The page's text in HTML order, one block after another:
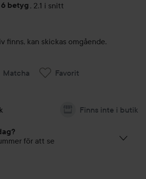
6 betyg , 2.1 i snitt
finns, kan skickas omgående.
Matcha Favorit
Finns inte i butik
för att se